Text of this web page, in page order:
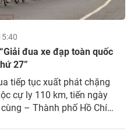
đua xe đạp toàn quốc
27”
tiếp tục xuất phát chặng
cự ly 110 km, tiến ngày
– Thành phố Hồ Chí